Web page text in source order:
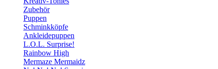
Zubehör
Puppen
Schminkköpfe
Ankleidepuppen
L.O.L. Surprise!
Rainbow High
Mermaze Mermaidz